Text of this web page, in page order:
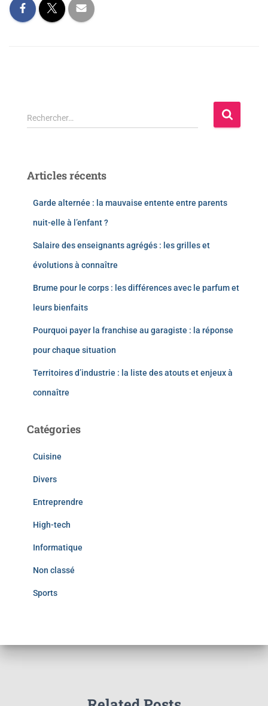
Rechercher…
Articles récents
Garde alternée : la mauvaise entente entre parents
nuit-elle à l’enfant ?
Salaire des enseignants agrégés : les grilles et
évolutions à connaître
Brume pour le corps : les différences avec le parfum et
leurs bienfaits
Pourquoi payer la franchise au garagiste : la réponse
pour chaque situation
Territoires d’industrie : la liste des atouts et enjeux à
connaître
Catégories
Cuisine
Divers
Entreprendre
High-tech
Informatique
Non classé
Sports